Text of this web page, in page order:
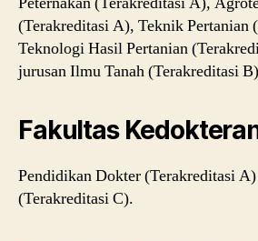
(Terakreditasi A), Teknik Pertanian
Teknologi Hasil Pertanian
jurusan Ilmu Tanah (Terakreditasi
Fakultas
Pendidikan Dokter (Terakreditasi
(Terakreditasi C).